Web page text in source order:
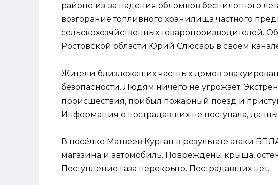
районе из-за падения обломков беспилотного
возгорание топливного хранилища частного
сельскохозяйственных товаропроизводителей.
Ростовской области Юрий Слюсарь в своём
Жители близлежащих частных домов
безопасности. Людям ничего не угрожает.
происшествия, прибыл пожарный поезд и
Информация о пострадавших не поступала,
В посёлке Матвеев Курган в результате атаки
магазина и автомобиль. Повреждены крыша,
Поступление газа перекрыто. Пострадавших нет.